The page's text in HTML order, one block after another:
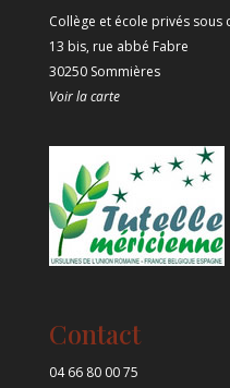
Collège et école privés sous
13 bis, rue abbé Fabre
30250 Sommières
Voir la carte
Contact
04 66 80 00 75